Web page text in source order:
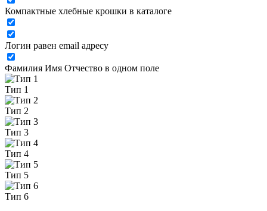
Компактные хлебные крошки в каталоге
Логин равен email адресу
Фамилия Имя Отчество в одном поле
Тип 1
Тип 2
Тип 3
Тип 4
Тип 5
Тип 6